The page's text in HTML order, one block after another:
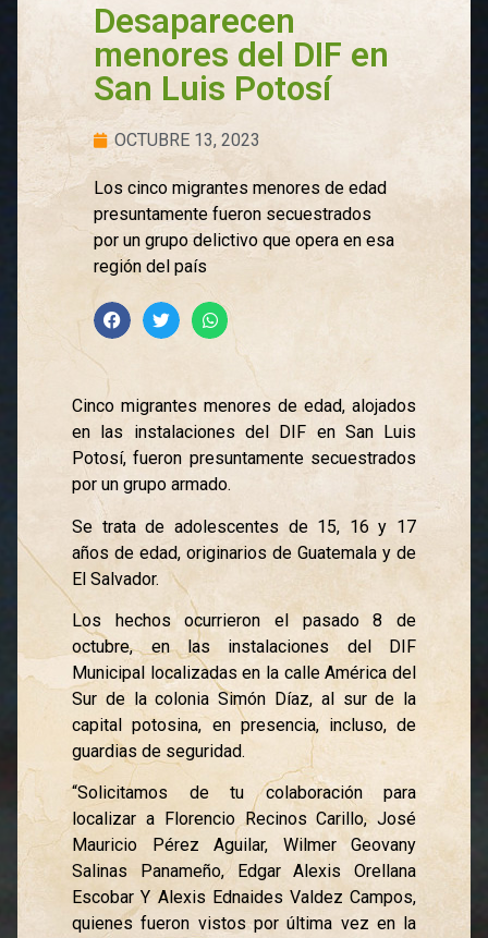
Desaparecen
menores del DIF en
San Luis Potosí
OCTUBRE 13, 2023
Los cinco migrantes menores de edad
presuntamente fueron secuestrados
por un grupo delictivo que opera en esa
región del país
Cinco migrantes menores de edad, alojados
en las instalaciones del DIF en San Luis
Potosí, fueron presuntamente secuestrados
por un grupo armado.
Se trata de adolescentes de 15, 16 y 17
años de edad, originarios de Guatemala y de
El Salvador.
Los hechos ocurrieron el pasado 8 de
octubre, en las instalaciones del DIF
Municipal localizadas en la calle América del
Sur de la colonia Simón Díaz, al sur de la
capital potosina, en presencia, incluso, de
guardias de seguridad.
“Solicitamos de tu colaboración para
localizar a Florencio Recinos Carillo, José
Mauricio Pérez Aguilar, Wilmer Geovany
Salinas Panameño, Edgar Alexis Orellana
Escobar Y Alexis Ednaides Valdez Campos,
quienes fueron vistos por última vez en la